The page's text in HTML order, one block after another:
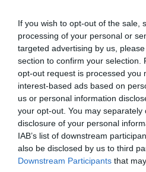
If you wish to opt-out of the sale,
processing of your personal or
targeted advertising by us,
section to confirm your selection.
opt-out request is processed you
interest-based ads based on
us or personal information
your opt-out. You may
disclosure of your personal
IAB’s list of downstream
also be disclosed by us to third
Downstream Participants that
ÁLLAT
EGY APRÓ SÓLYOM TUD
REPÜLŐGÉPEK MÉG
2026-07-